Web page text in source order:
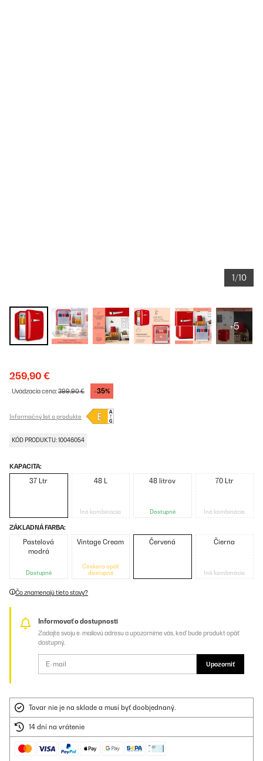
1/10
+5
259,90 €
Uvádzacia cena:399,90 € -35%
Informačný list o produkte
KÓD PRODUKTU: 10046054
KAPACITA:
37 Ltr 48 L
Iná kombinácia
48 litrov
Dostupné
70 Ltr
Iná kombinácia
ZÁKLADNÁ FARBA:
Pastelová
modrá
Dostupné
Vintage Cream
Čoskoro opäť
dostupné
Červená Čierna
Iná kombinácia
Čo znamenajú tieto stavy?
Informovať o dostupnosti
Zadajte svoju e-mailovú adresu a upozorníme vás, keď bude produkt opäť
dostupný.
Upozorniť
Tovar nie je na sklade a musí byť doobjednaný.
14 dní na vrátenie